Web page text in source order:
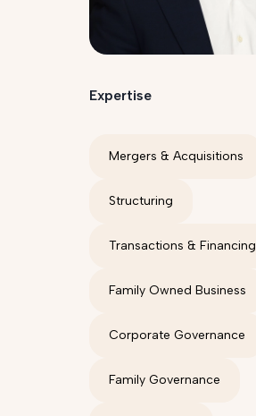
Expertise
Mergers & Acquisitions
Structuring
Transactions & Financing
Family Owned Business
Corporate Governance
Family Governance